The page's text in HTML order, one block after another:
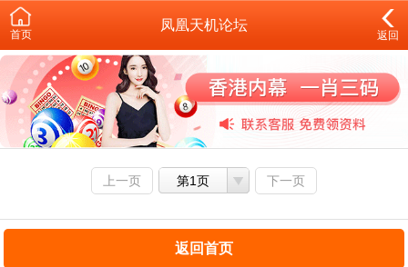
首页
凤凰天机论坛
返回
上一页 第1页 下一页
返回首页